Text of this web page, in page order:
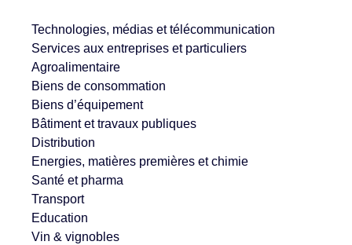
Technologies, médias et télécommunication
Services aux entreprises et particuliers
Agroalimentaire
Biens de consommation
Biens d’équipement
Bâtiment et travaux publiques
Distribution
Energies, matières premières et chimie
Santé et pharma
Transport
Education
Vin & vignobles